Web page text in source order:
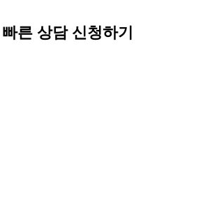
빠른 상담 신청하기